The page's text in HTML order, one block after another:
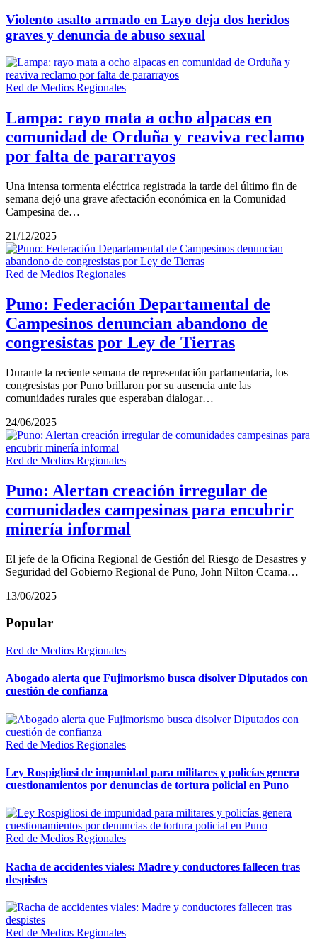
Violento asalto armado en Layo deja dos heridos
graves y denuncia de abuso sexual
Red de Medios Regionales
Lampa: rayo mata a ocho alpacas en
comunidad de Orduña y reaviva reclamo
por falta de pararrayos
Una intensa tormenta eléctrica registrada la tarde del último fin de
semana dejó una grave afectación económica en la Comunidad
Campesina de…
21/12/2025
Red de Medios Regionales
Puno: Federación Departamental de
Campesinos denuncian abandono de
congresistas por Ley de Tierras
Durante la reciente semana de representación parlamentaria, los
congresistas por Puno brillaron por su ausencia ante las
comunidades rurales que esperaban dialogar…
24/06/2025
Red de Medios Regionales
Puno: Alertan creación irregular de
comunidades campesinas para encubrir
minería informal
El jefe de la Oficina Regional de Gestión del Riesgo de Desastres y
Seguridad del Gobierno Regional de Puno, John Nilton Ccama…
13/06/2025
Popular
Red de Medios Regionales
Abogado alerta que Fujimorismo busca disolver Diputados con
cuestión de confianza
Red de Medios Regionales
Ley Rospigliosi de impunidad para militares y policías genera
cuestionamientos por denuncias de tortura policial en Puno
Red de Medios Regionales
Racha de accidentes viales: Madre y conductores fallecen tras
despistes
Red de Medios Regionales